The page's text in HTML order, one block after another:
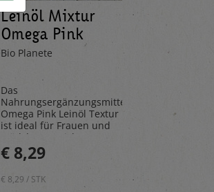
Leinöl Mixtur
Omega Pink
100ml
Bio Planete
Das
Nahrungsergänzungsmittel
Omega Pink Leinöl Textur
ist ideal für Frauen und
Mädchen – reich an
Vitamin E und wertovllen
Omega-3-Fettsäuren
€ 8,29
€ 8,29 / STK
330ml
Pedacola